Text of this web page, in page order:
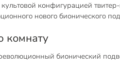
конфигурацией
нового бионического
комнату
бионический